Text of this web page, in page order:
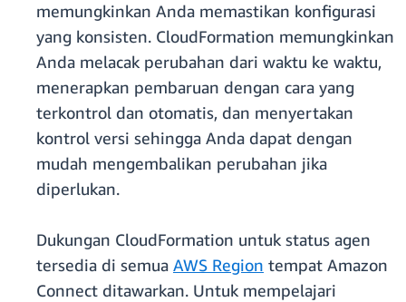
memungkinkan Anda memastikan konfigurasi
yang konsisten. CloudFormation memungkinkan
Anda melacak perubahan dari waktu ke waktu,
menerapkan pembaruan dengan cara yang
terkontrol dan otomatis, dan menyertakan
kontrol versi sehingga Anda dapat dengan
mudah mengembalikan perubahan jika
diperlukan.
Dukungan CloudFormation untuk status agen
tersedia di semua AWS Region tempat Amazon
Connect ditawarkan. Untuk mempelajari